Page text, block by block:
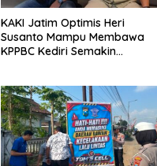
KAKI Jatim Optimis Heri
Susanto Mampu Membawa
KPPBC Kediri Semakin